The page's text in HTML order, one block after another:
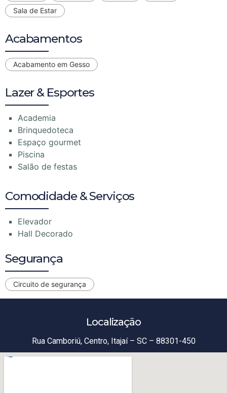
Sala de Estar
Acabamentos
Acabamento em Gesso
Lazer & Esportes
Academia
Brinquedoteca
Espaço gourmet
Piscina
Salão de festas
Comodidade & Serviços
Elevador
Hall Decorado
Segurança
Circuito de segurança
Localização
Rua Camboriú, Centro, Itajaí – SC – 88301-450